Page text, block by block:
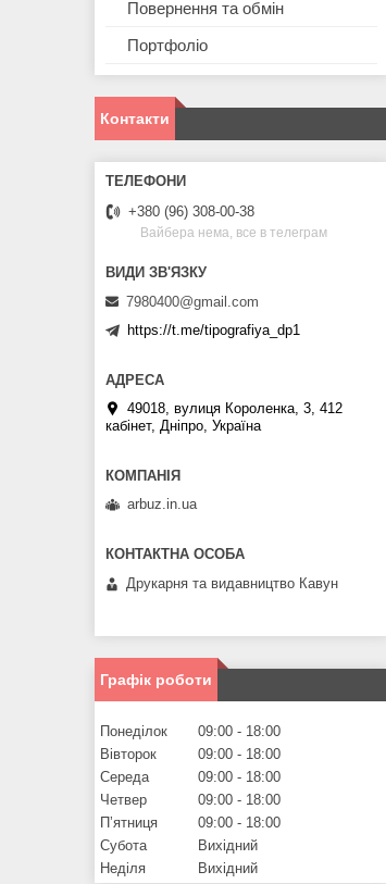
Повернення та обмін
Портфоліо
Контакти
+380 (96) 308-00-38
Вайбера нема, все в телеграм
7980400@gmail.com
https://t.me/tipografiya_dp1
49018, вулиця Короленка, 3, 412
кабінет, Дніпро, Україна
arbuz.in.ua
Друкарня та видавництво Кавун
Графік роботи
Понеділок 09:00
18:00
Вівторок
09:00
18:00
Середа
09:00
18:00
Четвер
09:00
18:00
Пʼятниця
09:00
18:00
Субота
Вихідний
Неділя
Вихідний